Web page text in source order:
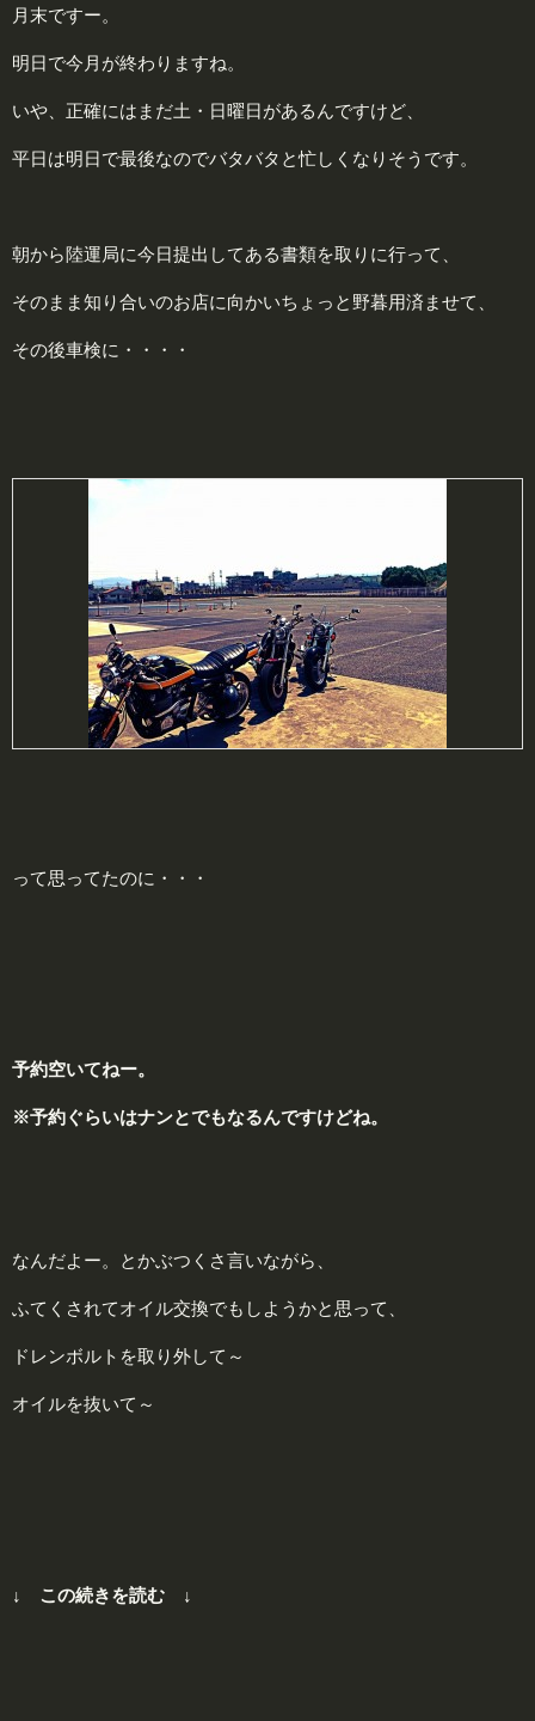
月末ですー。
明日で今月が終わりますね。
いや、正確にはまだ土・日曜日があるんですけど、
平日は明日で最後なのでバタバタと忙しくなりそうです。
朝から陸運局に今日提出してある書類を取りに行って、
そのまま知り合いのお店に向かいちょっと野暮用済ませて、
その後車検に・・・・
って思ってたのに・・・
予約空いてねー。
※予約ぐらいはナンとでもなるんですけどね。
なんだよー。とかぶつくさ言いながら、
ふてくされてオイル交換でもしようかと思って、
ドレンボルトを取り外して～
オイルを抜いて～
↓ この続きを読む ↓